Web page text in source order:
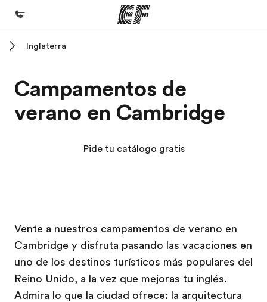
Programas
Ver todo lo que hacemos
Trabajos
Únete al equipo
Inglaterra
Campamentos de
verano en Cambridge
Pide tu catálogo gratis
Vente a nuestros campamentos de verano en
Cambridge y disfruta pasando las vacaciones en
uno de los destinos turísticos más populares del
Reino Unido, a la vez que mejoras tu inglés.
Admira lo que la ciudad ofrece: la arquitectura